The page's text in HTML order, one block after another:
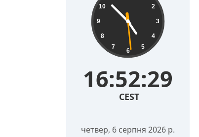
2
3
4
5
6
7
8
9
10
16:52:29
CEST
четвер, 6 серпня 2026 р.